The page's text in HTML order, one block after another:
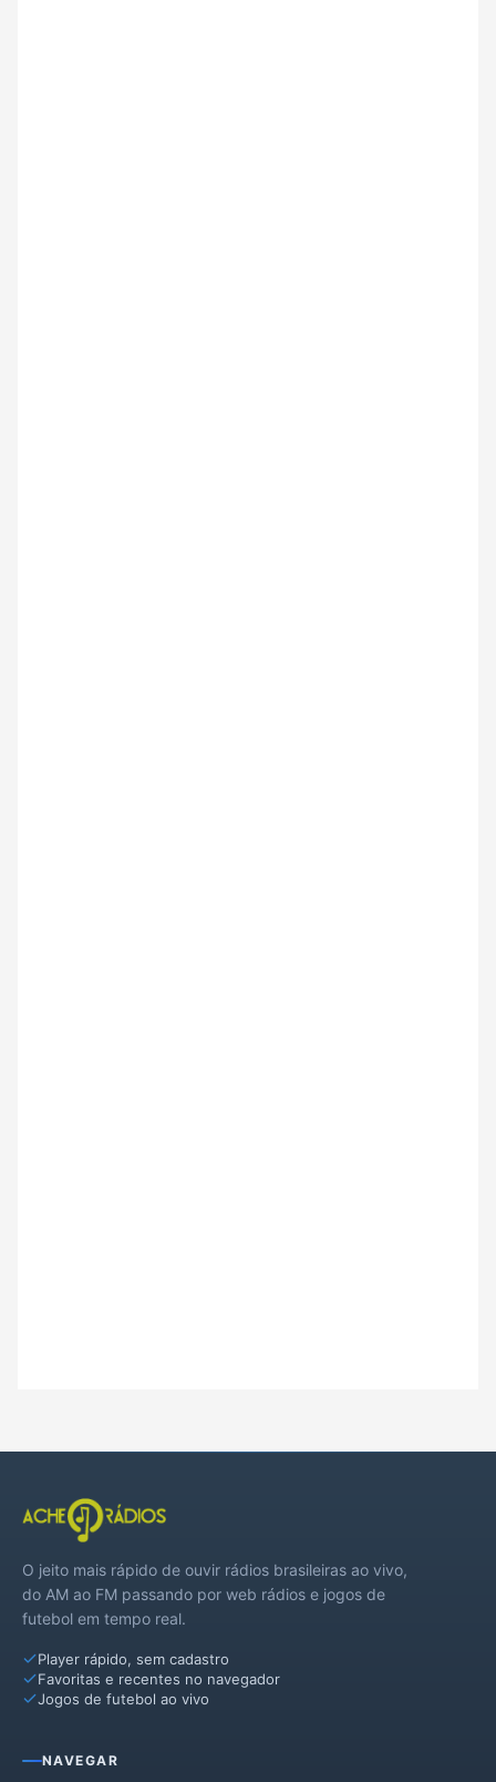
O jeito mais rápido de ouvir rádios brasileiras ao vivo,
do AM ao FM passando por web rádios e jogos de
futebol em tempo real.
Player rápido, sem cadastro
Favoritas e recentes no navegador
Jogos de futebol ao vivo
NAVEGAR